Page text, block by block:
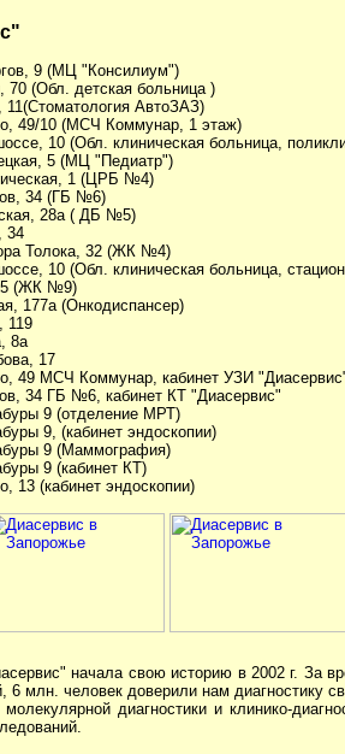
9 (МЦ "Консилиум")
70 (Обл. детская больница )
11(Стоматология АвтоЗАЗ)
49/10 (МСЧ Коммунар, 1 этаж)
10 (Обл. клиническая больница,
5 (МЦ "Педиатр")
1 (ЦРБ №4)
34 (ГБ №6)
28а ( ДБ №5)
34
Толока, 32 (ЖК №4)
10 (Обл. клиническая больница,
(ЖК №9)
177а (Онкодиспансер)
119
8а
17
49 МСЧ Коммунар, кабинет УЗИ
34 ГБ №6, кабинет КТ "Диасервис"
9 (отделение МРТ)
9, (кабинет эндоскопии)
9 (Маммография)
9 (кабинет КТ)
13 (кабинет эндоскопии)
начала свою историю в 2002 г. За
млн. человек доверили нам диагностику
диагностики и клинико-